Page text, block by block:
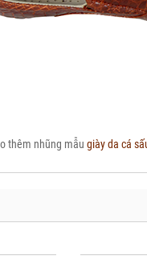
thêm nhũng mẫu giày da cá